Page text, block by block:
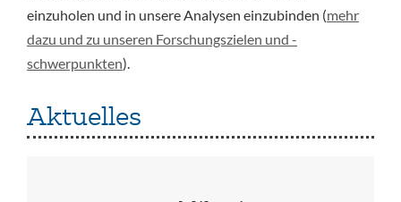
einzuholen und in unsere Analysen einzubinden (mehr
dazu und zu unseren Forschungszielen und -
schwerpunkten).
Aktuelles